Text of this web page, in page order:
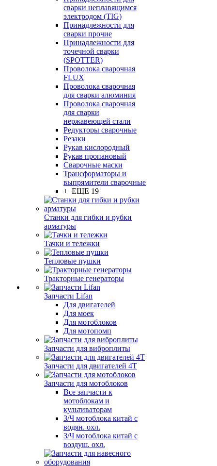
сварки неплавящимся
электродом (TIG)
Принадлежности для
сварки прочие
Принадлежности для
точечной сварки
(SPOTTER)
Проволока сварочная
FLUX
Проволока сварочная
для сварки алюминия
Проволока сварочная
для сварки
нержавеющей стали
Редукторы сварочные
Резаки
Рукав кислородный
Рукав пропановый
Сварочные маски
Трансформаторы и
выпрямители сварочные
+ ЕЩЕ 19
Станки для гибки и рубки
арматуры
Тачки и тележки
Тепловые пушки
Тракторные генераторы
Запчасти Lifan
Для двигателей
Для моек
Для мотоблоков
Для мотопомп
Запчасти для виброплиты
Запчасти для двигателей 4Т
Запчасти для мотоблоков
Все запчасти к
мотоблокам и
культиваторам
З/Ч мотоблока китай с
водян. охл.
З/Ч мотоблока китай с
воздуш. охл.